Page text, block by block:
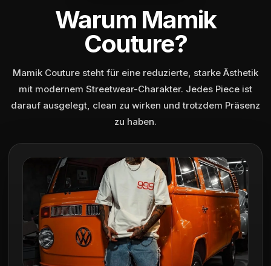
Warum Mamik
Couture?
Mamik Couture steht für eine reduzierte, starke Ästhetik
mit modernem Streetwear-Charakter. Jedes Piece ist
darauf ausgelegt, clean zu wirken und trotzdem Präsenz
zu haben.